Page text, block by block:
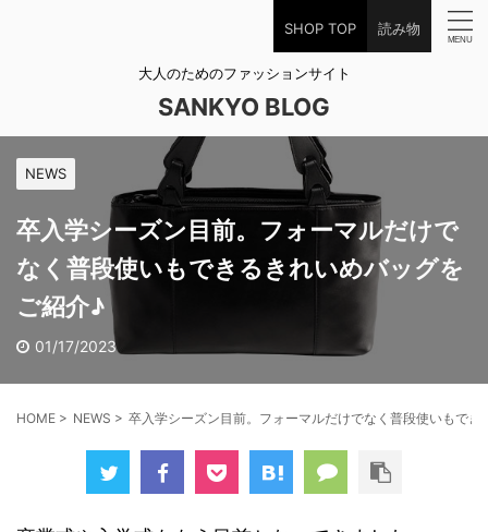
SHOP TOP 読み物
大人のためのファッションサイト
SANKYO BLOG
NEWS
卒入学シーズン目前。フォーマルだけで
なく普段使いもできるきれいめバッグを
ご紹介♪
01/17/2023
HOME > NEWS > 卒入学シーズン目前。フォーマルだけでなく普段使いもで